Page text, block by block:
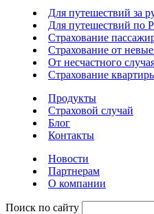
Для путешествий за
Для путешествий по
Страхование
Страхование от
От несчастного
Страхование
Продукты
Страховой случай
Блог
Контакты
Новости
Партнерам
О компании
Поиск по сайту